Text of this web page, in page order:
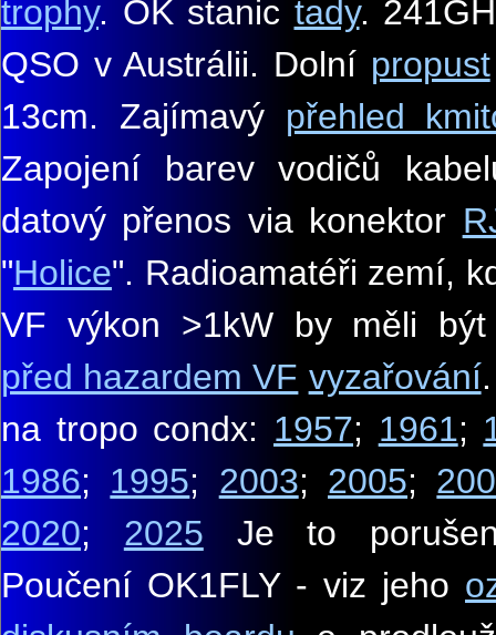
trophy. OK stanic tady.
QSO v Austrálii. Dolní propust
13cm. Zajímavý přehled
Zapojení barev vodičů
datový přenos via konektor
"Holice". Radioamatéři zemí,
VF výkon >1kW by měli bý
před hazardem VF vyzařování
na tropo condx: 1957; 1961;
1986; 1995; 2003; 2005;
2020; 2025 Je to
Poučení OK1FLY - viz jeho